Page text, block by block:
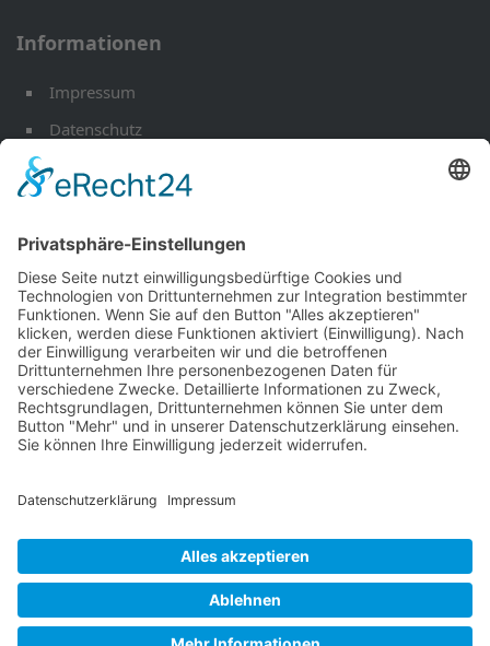
Informationen
Impressum
Datenschutz
Öffnungszeiten
Kontakt
Werkstatt-Termin
Ihr Mobilitäts Partner
Fahrzeuge
EU Fahrzeuge
Andere Marken
Aktuelles